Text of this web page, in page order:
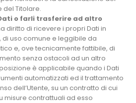
del Titolare.
o farli trasferire ad altro
diritto di ricevere i propri Dati in
uso comune e leggibile da
e, ove tecnicamente fattibile, di
senza ostacoli ad un altro
è applicabile quando i Dati
automatizzati ed il trattamento
dell’Utente, su un contratto di cui
misure contrattuali ad esso